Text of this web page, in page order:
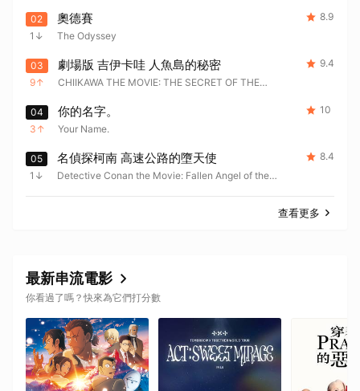
02
1
奧德賽
The Odyssey
8.9
03
9
劇場版 吉伊卡哇 人魚島的秘密
CHIIKAWA THE MOVIE: THE SECRET OF THE
9.4
04
3
你的名字。
Your Name.
10
05
1
名偵探柯南 高速公路的墮天使
Detective Conan the Movie: Fallen Angel of the
8.4
查看更多
最新串流電影
你看過了嗎？快來為它們打分數